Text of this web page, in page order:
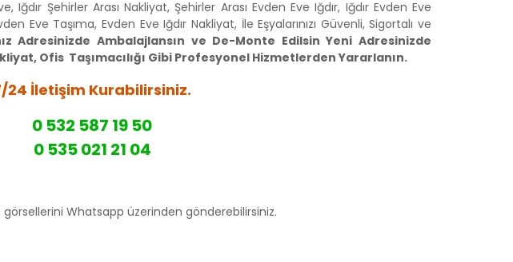
Iğdır Şehirler Arası Nakliyat, Şehirler Arası Evden Eve Iğdır, Iğdır Evden Eve
Eve Taşıma, Evden Eve Iğdır Nakliyat, İle Eşyalarınızı Güvenli, Sigortalı ve
Adresinizde Ambalajlansın ve De-Monte Edilsin Yeni Adresinizde
Ofis Taşımacılığı Gibi Profesyonel Hizmetlerden Yararlanın.
24 İletişim Kurabilirsiniz.
0 532 587 19 50
0 535 021 21 04
görsellerini Whatsapp üzerinden gönderebilirsiniz.